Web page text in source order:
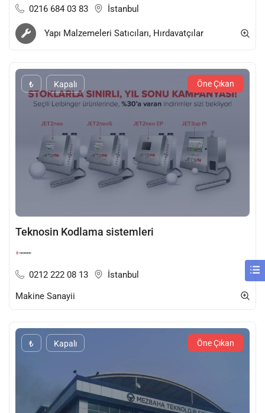
0216 684 03 83 İstanbul
Yapı Malzemeleri Satıcıları, Hırdavatçılar
₺ Kapalı Öne Çıkan
Teknosin Kodlama sistemleri
0212 222 08 13
İstanbul
Makine Sanayii
₺ Kapalı Öne Çıkan